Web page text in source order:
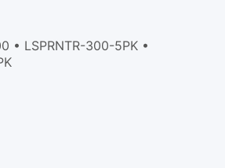
• LSPRNTR-300-5PK •